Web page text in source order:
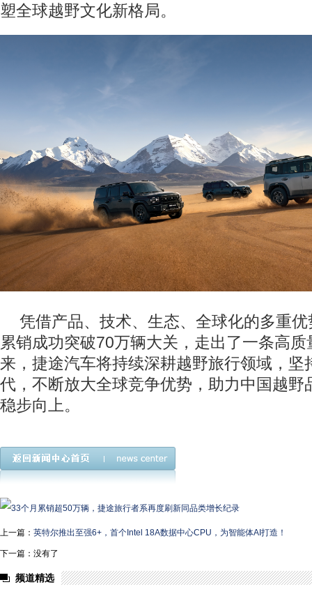
塑全球越野文化新格局。
凭借产品、技术、生态、全球化的多重
累销成功突破70万辆大关，走出了一条高
来，捷途汽车将持续深耕越野旅行领域，坚
代，不断放大全球竞争优势，助力中国越野
稳步向上。
上一篇： 英特尔推出至强6+，首个Intel 18A数据中心CPU，为智能体AI打造！
下一篇：没有了
频道精选